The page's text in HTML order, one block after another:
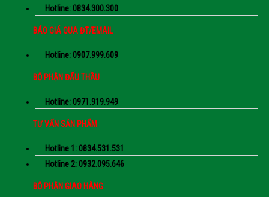
Hotline: 0834.300.300
BÁO GIÁ QUA ĐT/EMAIL
Hotline: 0907.999.609
BỘ PHẬN ĐẤU THẦU
Hotline: 0971.919.949
TƯ VẤN SẢN PHẨM
Hotline 1: 0834.531.531
Hotline 2: 0932.095.646
BỘ PHẬN GIAO HÀNG